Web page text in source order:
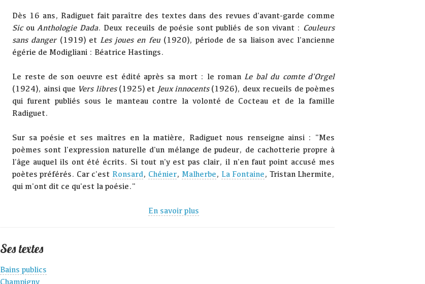
Dès 16 ans, Radiguet fait paraître des textes dans des revues d'avant-garde comme
SicouAnthologie Dada. Deux receuils de poésie sont publiés de son vivant : Couleurs
sans danger(1919) et Les joues en feu(1920), période de sa liaison avec l'ancienne
égérie de Modigliani : Béatrice Hastings.
Le reste de son oeuvre est édité après sa mort : le roman Le bal du comte d'Orgel
(1924), ainsi que Vers libres(1925) et Jeux innocents(1926), deux recueils de poèmes
qui furent publiés sous le manteau contre la volonté de Cocteau et de la famille
Radiguet.
Sur sa poésie et ses maîtres en la matière, Radiguet nous renseigne ainsi : "Mes
poèmes sont l'expression naturelle d'un mélange de pudeur, de cachotterie propre à
l'âge auquel ils ont été écrits. Si tout n'y est pas clair, il n'en faut point accusé mes
poètes préférés. Car c'est Ronsard, Chénier, Malherbe, La Fontaine, Tristan Lhermite,
qui m'ont dit ce qu'est la poésie."
En savoir plus
Ses textes
Bains publics
Champigny